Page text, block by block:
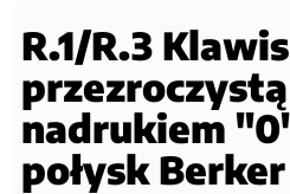
R.1/R.3
nadrukiem
połysk